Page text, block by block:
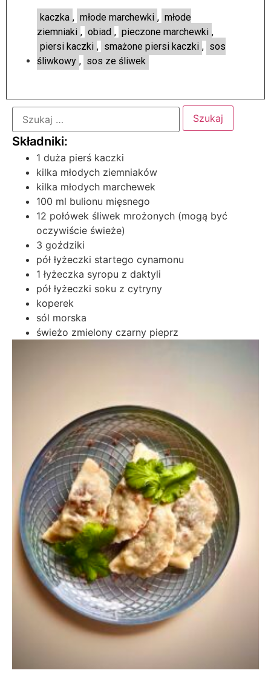
kaczka , młode marchewki , młode
ziemniaki , obiad , pieczone marchewki ,
piersi kaczki , smażone piersi kaczki , sos
śliwkowy , sos ze śliwek
1 duża pierś kaczki
kilka młodych ziemniaków
kilka młodych marchewek
100 ml bulionu mięsnego
12 połówek śliwek mrożonych (mogą być
oczywiście świeże)
3 goździki
pół łyżeczki startego cynamonu
1 łyżeczka syropu z daktyli
pół łyżeczki soku z cytryny
koperek
sól morska
świeżo zmielony czarny pieprz